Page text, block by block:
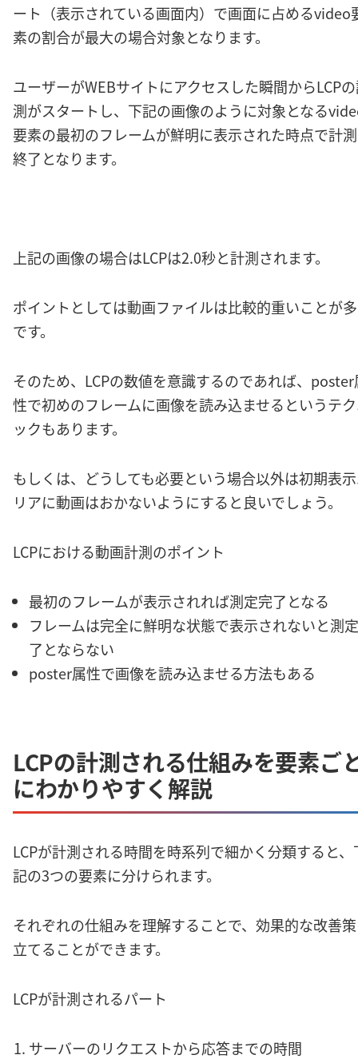
ート（表示されている画面内）で画面に占めるvideo
素の割合が最大の場合対象となります。
ユーザーがWEBサイトにアクセスした瞬間からLCP
測がスタートし、下記の画像のように対象となる
要素の最初のフレームが鮮明に表示された時点で計
終了となります。
上記の画像の場合はLCPは2.0秒と計測されます。
ポイントとしては動画ファイルは比較的重いことが
です。
そのため、LCPの数値を意識するのであれば、poster
性で初めのフレームに画像を読み込ませるというテ
ックもあります。
もしくは、どうしても必要という場合以外は初期表
リアに動画はおかないようにすると良いでしょう。
LCPにおける動画計測のポイント
最初のフレームが表示されれば測定完了となる
フレームは完全に鮮明な状態で表示されないと測
了とならない
poster属性で画像を読み込ませる方法もある
LCPの計測される仕組みを要素ご
にわかりやすく解説
LCPが計測される時間を時系列で細かく分類すると、
記の3つの要素に分けられます。
それぞれの仕組みを理解することで、効果的な改善
立てることができます。
LCPが計測されるパート
サーバーのリクエストから応答までの時間